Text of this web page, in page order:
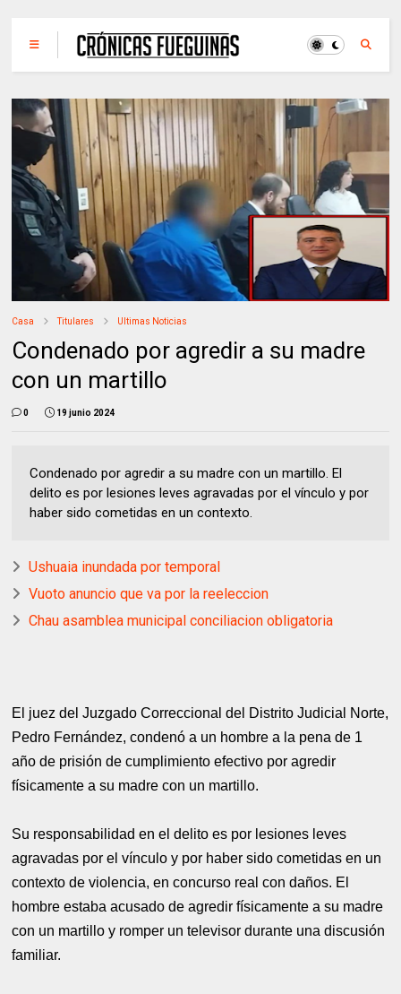
Casa Titulares Ultimas Noticias
Condenado por agredir a su madre
con un martillo
0 19 junio 2024
Condenado por agredir a su madre con un martillo. El
delito es por lesiones leves agravadas por el vínculo y por
haber sido cometidas en un contexto.
Ushuaia inundada por temporal
Vuoto anuncio que va por la reeleccion
Chau asamblea municipal conciliacion obligatoria
El juez del Juzgado Correccional del Distrito Judicial Norte,
Pedro Fernández, condenó a un hombre a la pena de 1
año de prisión de cumplimiento efectivo por agredir
físicamente a su madre con un martillo.
Su responsabilidad en el delito es por lesiones leves
agravadas por el vínculo y por haber sido cometidas en un
contexto de violencia, en concurso real con daños. El
hombre estaba acusado de agredir físicamente a su madre
con un martillo y romper un televisor durante una discusión
familiar.